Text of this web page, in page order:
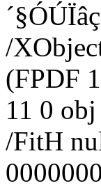
/
(FPDF
11 0
/FitH